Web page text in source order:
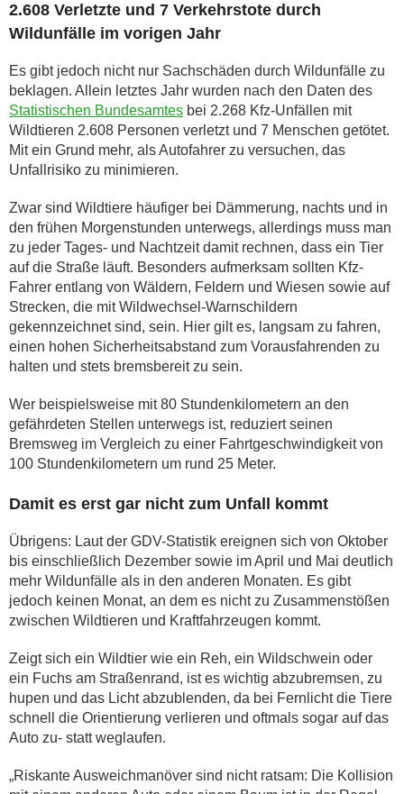
2.608 Verletzte und 7 Verkehrstote durch
Wildunfälle im vorigen Jahr
Es gibt jedoch nicht nur Sachschäden durch Wildunfälle zu
beklagen. Allein letztes Jahr wurden nach den Daten des
Statistischen Bundesamtes bei 2.268 Kfz-Unfällen mit
Wildtieren 2.608 Personen verletzt und 7 Menschen getötet.
Mit ein Grund mehr, als Autofahrer zu versuchen, das
Unfallrisiko zu minimieren.
Zwar sind Wildtiere häufiger bei Dämmerung, nachts und in
den frühen Morgenstunden unterwegs, allerdings muss man
zu jeder Tages- und Nachtzeit damit rechnen, dass ein Tier
auf die Straße läuft. Besonders aufmerksam sollten Kfz-
Fahrer entlang von Wäldern, Feldern und Wiesen sowie auf
Strecken, die mit Wildwechsel-Warnschildern
gekennzeichnet sind, sein. Hier gilt es, langsam zu fahren,
einen hohen Sicherheitsabstand zum Vorausfahrenden zu
halten und stets bremsbereit zu sein.
Wer beispielsweise mit 80 Stundenkilometern an den
gefährdeten Stellen unterwegs ist, reduziert seinen
Bremsweg im Vergleich zu einer Fahrtgeschwindigkeit von
100 Stundenkilometern um rund 25 Meter.
Damit es erst gar nicht zum Unfall kommt
Übrigens: Laut der GDV-Statistik ereignen sich von Oktober
bis einschließlich Dezember sowie im April und Mai deutlich
mehr Wildunfälle als in den anderen Monaten. Es gibt
jedoch keinen Monat, an dem es nicht zu Zusammenstößen
zwischen Wildtieren und Kraftfahrzeugen kommt.
Zeigt sich ein Wildtier wie ein Reh, ein Wildschwein oder
ein Fuchs am Straßenrand, ist es wichtig abzubremsen, zu
hupen und das Licht abzublenden, da bei Fernlicht die Tiere
schnell die Orientierung verlieren und oftmals sogar auf das
Auto zu- statt weglaufen.
„Riskante Ausweichmanöver sind nicht ratsam: Die Kollision